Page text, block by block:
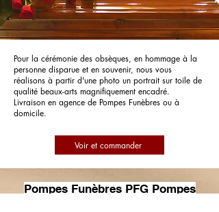
Pour la cérémonie des obsèques, en hommage à la
personne disparue et en souvenir, nous vous
réalisons à partir d'une photo un portrait sur toile de
qualité beaux-arts magnifiquement encadré.
Livraison en agence de Pompes Funèbres ou à
domicile.
Voir et commander
Pompes Funèbres PFG Pompes